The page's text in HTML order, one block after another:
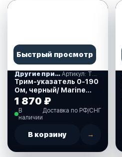
Быстрый просмотр
Другие приборы контроля Артикул: TMA0003BSMR
Трим-указатель 0-190
Ом, черный/ Marine
Rocket
(TMA0003BSMR)
1 870 ₽
В
наличии
Доставка по РФ/СНГ
В корзину →